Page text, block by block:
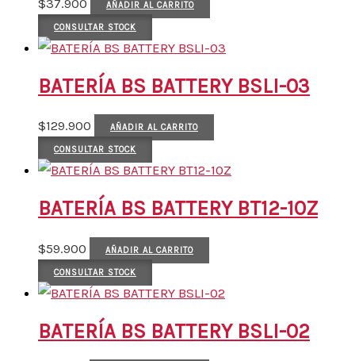
$37.900 AÑADIR AL CARRITO
CONSULTAR STOCK
BATERÍA BS BATTERY BSLI-03
$129.900 AÑADIR AL CARRITO
CONSULTAR STOCK
BATERÍA BS BATTERY BT12-10Z
$59.900 AÑADIR AL CARRITO
CONSULTAR STOCK
BATERÍA BS BATTERY BSLI-02